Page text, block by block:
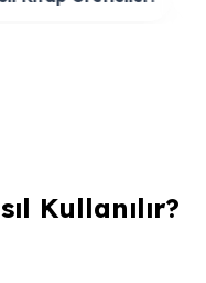
Kullanılır?